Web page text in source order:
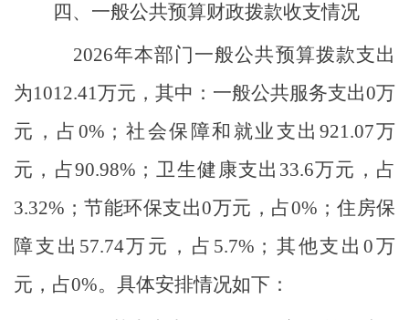
四、一般公共预算财政拨款收支情况
2026年本部门一般公共预算拨款支出
为1012.41万元， 其中：一般公共服务支出0万
元，占 0% ；社会保障和就业支出 921.07万
元，占90.98% ；卫生健康支出 33.6万元，占
3.32% ； 节能环保支出0万元， 占0% ； 住房保
障支出 57.74万元 ， 占 5.7% ； 其他支出0万
元， 占0%。 具体安排情况如下：